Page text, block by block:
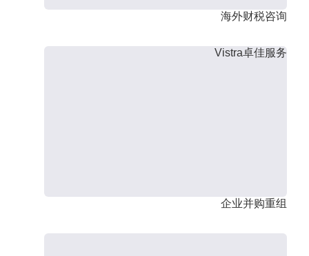
海外财税咨询
Vistra卓佳服务
企业并购重组